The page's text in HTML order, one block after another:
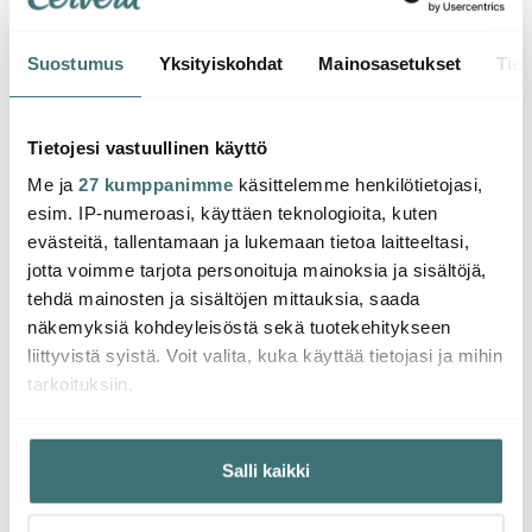
Suostumus Yksityiskohdat Mainosasetukset
Tietojesi vastuullinen käyttö
Me ja 27 kumppanimme käsittelemme henkilötietojasi,
esim. IP-numeroasi, käyttäen teknologioita, kuten
evästeitä, tallentamaan ja lukemaan tietoa laitteeltasi,
jotta voimme tarjota personoituja mainoksia ja sisältöjä,
tehdä mainosten ja sisältöjen mittauksia, saada
näkemyksiä kohdeyleisöstä sekä tuotekehitykseen
liittyvistä syistä. Voit valita, kuka käyttää tietojasi ja mihin
tarkoituksiin.
Jos sallit, haluamme myös tehdä seuraavia:
Kerätä tietoja maantieteellisestä sijainnistasi,
mahdollisesti muutaman metrin tarkkuudella
Salli kaikki
Muurla
Sailors 3,7 dl
10.40 € 20.00 €
Saatavilla
L Mörkö
11.58 € 24.00 €
Muutama jäljellä
Saatat pitää myös näistä